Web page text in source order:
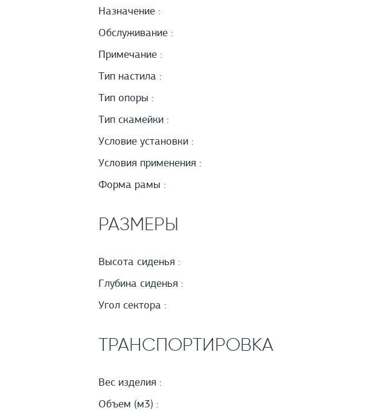
Назначение :
Обслуживание :
Примечание :
Тип настила :
Тип опоры :
Тип скамейки :
Условие установки :
Условия применения :
Форма рамы :
РАЗМЕРЫ
Высота сиденья :
Глубина сиденья :
Угол сектора :
ТРАНСПОРТИРОВКА
Вес изделия :
Объем (м3) :